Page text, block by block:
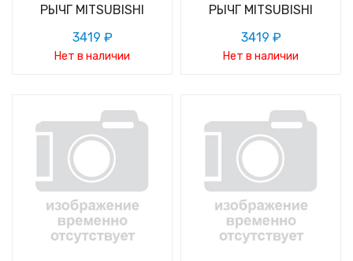
РЫЧГ MITSUBISHI
3419 ₽
Нет в наличии
РЫЧГ MITSUBISHI
3419 ₽
Нет в наличии